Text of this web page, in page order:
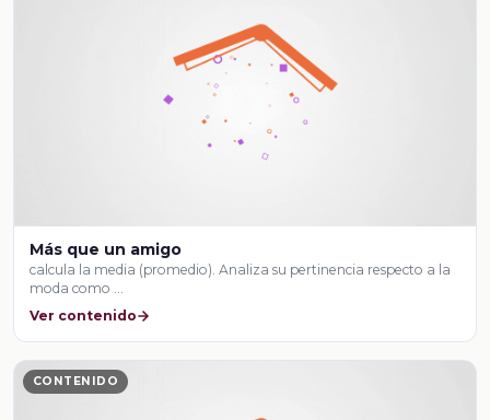
Más que un amigo
calcula la media (promedio). Analiza su pertinencia respecto a la
moda como …
Ver contenido
CONTENIDO